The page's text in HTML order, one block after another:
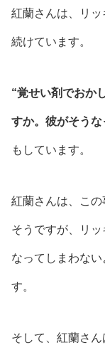
紅蘭さんは、リ
続けています。
“覚せい剤でおか
すか。彼がそう
もしています。
紅蘭さんは、こ
そうですが、リ
なってしまわな
す。
そして、紅蘭さ